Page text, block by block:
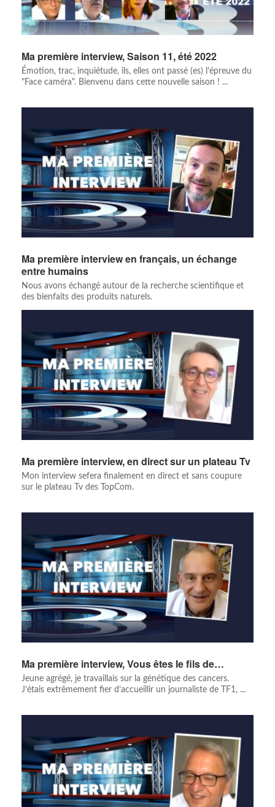
Ma première interview, Saison 11, été 2022
Émotion, trac, inquiétude, ils, elles ont passé (es) l'épreuve du
"Face caméra". Bienvenu dans cette nouvelle saison ! ...
Ma première interview en français, un échange
entre humains
Nous avons échangé autour de la recherche scientifique et
des bienfaits des produits naturels.
Ma première interview, en direct sur un plateau Tv
Mon interview sefera finalement en direct et sans coupure
sur le plateau Tv des TopCom.
Ma première interview, Vous êtes le fils de…
Jeune agrégé, je travaillais sur la génétique des cancers.
J’étais extrêmement fier d’accueillir un journaliste de TF1, ...